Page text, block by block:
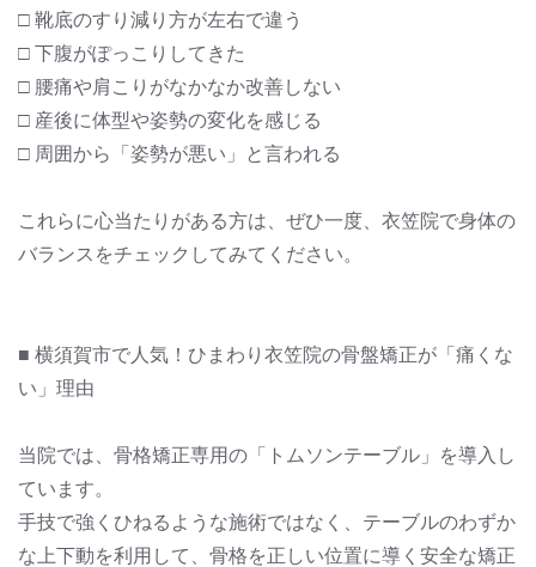
□ 靴底のすり減り方が左右で違う
□ 下腹がぽっこりしてきた
□ 腰痛や肩こりがなかなか改善しない
□ 産後に体型や姿勢の変化を感じる
□ 周囲から「姿勢が悪い」と言われる
これらに心当たりがある方は、ぜひ一度、衣笠院で身体の
バランスをチェックしてみてください。
■ 横須賀市で人気！ひまわり衣笠院の骨盤矯正が「痛くな
い」理由
当院では、骨格矯正専用の「トムソンテーブル」を導入し
ています。
手技で強くひねるような施術ではなく、テーブルのわずか
な上下動を利用して、骨格を正しい位置に導く安全な矯正